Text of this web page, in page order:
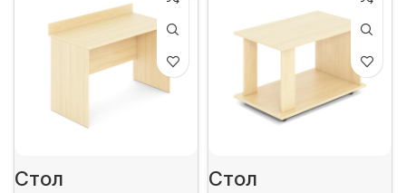
Стол
Стол